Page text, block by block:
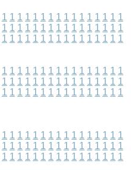
1 1 1 1 1 1 1 1 1 1 1 1 1 1 1 1
1 1 1 1 1 1 1 1 1 1 1 1 1 1 1 1
1 1 1 1 1 1 1 1 1 1 1 1 1 1 1 1
1 1 1 1 1 1 1 1 1 1 1 1 1 1 1 1
1 1 1 1 1 1 1 1 1 1 1 1 1 1 1 1
1 1 1 1 1 1 1 1 1 1 1 1 1 1 1 1
1 1 1 1 1 1 1 1 1 1 1 1 1 1 1 1
1 1 1 1 1 1 1 1 1 1 1 1 1 1 1 1
1 1 1 1 1 1 1 1 1 1 1 1 1 1 1 1